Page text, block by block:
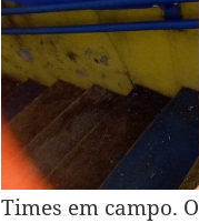
Times em campo. O